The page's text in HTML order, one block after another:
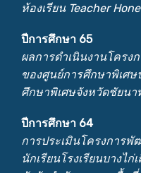
ห้องเรียน Teacher
ปีการศึกษา 65
ผลการดำเนินงานโครง
ของศูนย์การศึกษาพิเศ
ศึกษาพิเศษจังหวัดชัย
ปีการศึกษา 64
การประเมินโครงการ
นักเรียนโรงเรียนบางไ